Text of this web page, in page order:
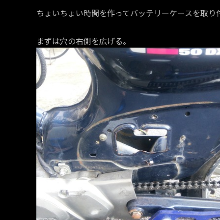
ちょいちょい時間を作ってバッテリーケースを取り
まずは穴の右側を広げる。